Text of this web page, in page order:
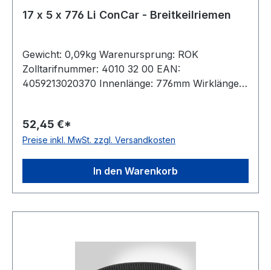
17 x 5 x 776 Li ConCar - Breitkeilriemen
Gewicht: 0,09kg Warenursprung: ROK
Zolltarifnummer: 4010 32 00 EAN:
4059213020370 Innenlänge: 776mm Wirklänge:
antistatisch: ja Norm: DIN 7719 / ISO 1604 Breite:
17mm Höhe: 5mm Winkel: 24° Material:
52,45 €*
Preise inkl. MwSt. zzgl. Versandkosten
In den Warenkorb